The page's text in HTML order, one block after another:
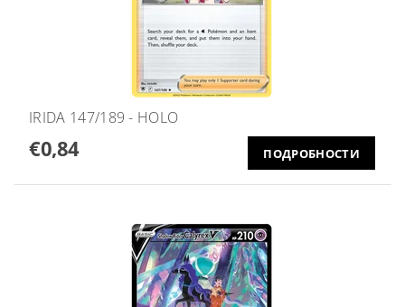
IRIDA 147/189 - HOLO
€0,84 ПОДРОБНОСТИ